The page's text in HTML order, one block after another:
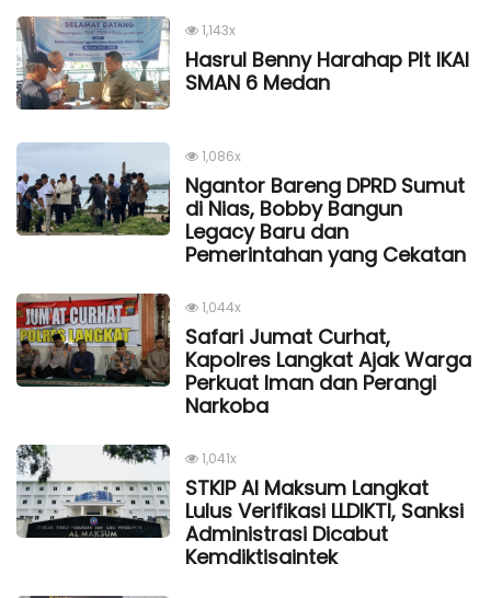
1,143x
Hasrul Benny Harahap Plt IKAl
SMAN 6 Medan
1,086x
Ngantor Bareng DPRD Sumut
di Nias, Bobby Bangun
Legacy Baru dan
Pemerintahan yang Cekatan
1,044x
Safari Jumat Curhat,
Kapolres Langkat Ajak Warga
Perkuat Iman dan Perangi
Narkoba
1,041x
STKIP Al Maksum Langkat
Lulus Verifikasi LLDIKTI, Sanksi
Administrasi Dicabut
Kemdiktisaintek